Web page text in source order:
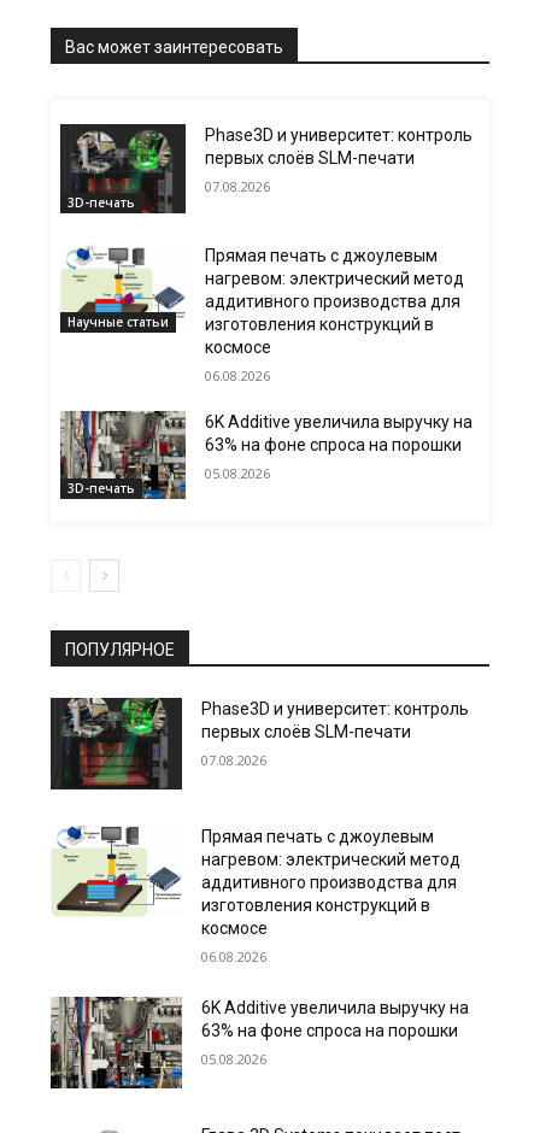
Вас может заинтересовать
3D-печать
Phase3D и университет: контроль
первых слоёв SLM-печати
07.08.2026
Научные статьи
Прямая печать с джоулевым
нагревом: электрический метод
аддитивного производства для
изготовления конструкций в
космосе
06.08.2026
3D-печать
6K Additive увеличила выручку на
63% на фоне спроса на порошки
05.08.2026
ПОПУЛЯРНОЕ
Phase3D и университет: контроль
первых слоёв SLM-печати
07.08.2026
Прямая печать с джоулевым
нагревом: электрический метод
аддитивного производства для
изготовления конструкций в
космосе
06.08.2026
6K Additive увеличила выручку на
63% на фоне спроса на порошки
05.08.2026